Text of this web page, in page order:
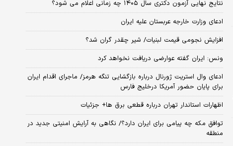
نتایج نهایی آزمون دکتری سال ۱۴۰۵ چه زمانی اعلام می شود؟
ادعای وزارت خارجه عربستان علیه ایران
افزایش نجومی قیمت لبنیات/ شیر چقدر گران شد؟
ونس: ایران گفته عوارضی دریافت نخواهد کرد
ادعای وال استریت ژورنال درباره بازگشایی تنگه هرمز/ ماجرای اقدام ایران
برای پایان حضور آمریکا درخلیج فارس
اظهارات استاندار تهران درباره قطعی برق ها+ جزئیات
توافق مکه چه پیامی برای ایران دارد؟/ نگاهی به آرایش امنیتی جدید در
منطقه